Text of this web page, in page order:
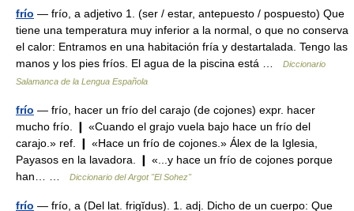
frío — frío, a adjetivo 1. (ser / estar, antepuesto / pospuesto) Que
tiene una temperatura muy inferior a la normal, o que no conserva
el calor: Entramos en una habitación fría y destartalada. Tengo las
manos y los pies fríos. El agua de la piscina está …
Diccionario
Salamanca de la Lengua Española
frío — frío, hacer un frío del carajo (de cojones) expr. hacer
mucho frío. ❙ «Cuando el grajo vuela bajo hace un frío del
carajo.» ref. ❙ «Hace un frío de cojones.» Álex de la Iglesia,
Payasos en la lavadora. ❙ «...y hace un frío de cojones porque
han… …
Diccionario del Argot "El Sohez"
frío — frío, a (Del lat. frigĭdus). 1. adj. Dicho de un cuerpo: Que